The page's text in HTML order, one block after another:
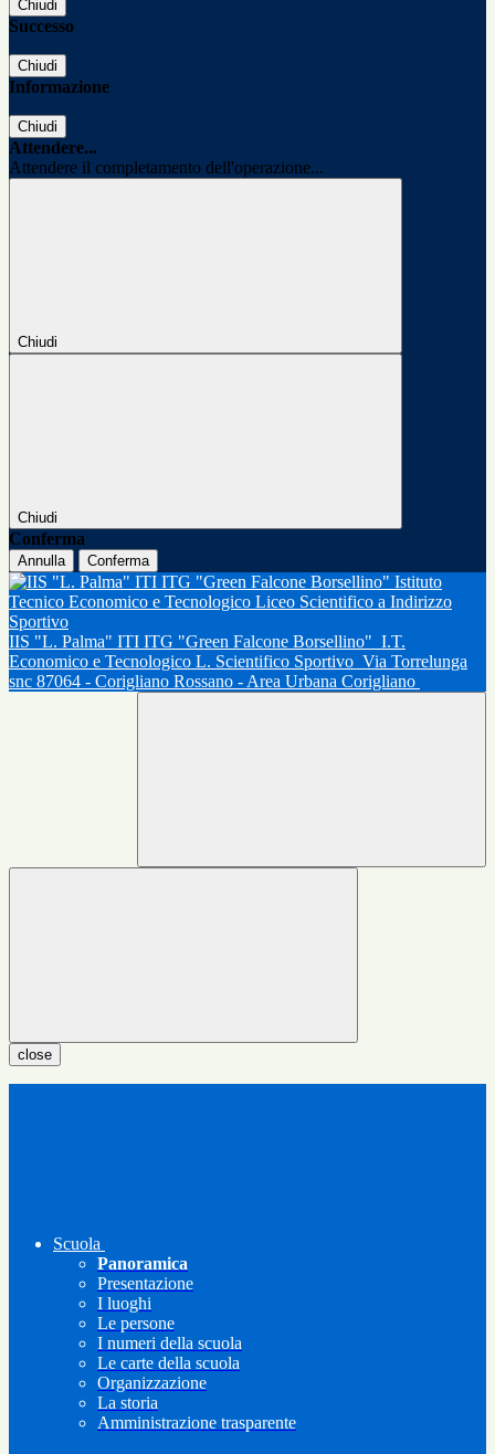
Chiudi
Successo
Chiudi
Informazione
Chiudi
Attendere...
Attendere il completamento dell'operazione...
Chiudi
Chiudi
Conferma
Annulla Conferma
IIS "L. Palma" ITI ITG "Green Falcone Borsellino" I.T.
Economico e Tecnologico L. Scientifico Sportivo Via Torrelunga
snc 87064 - Corigliano Rossano - Area Urbana Corigliano
close
Scuola
Panoramica
Presentazione
I luoghi
Le persone
I numeri della scuola
Le carte della scuola
Organizzazione
La storia
Amministrazione trasparente